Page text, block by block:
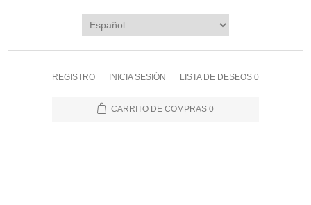
REGISTRO INICIA SESIÓN LISTA DE DESEOS 0
CARRITO DE COMPRAS 0